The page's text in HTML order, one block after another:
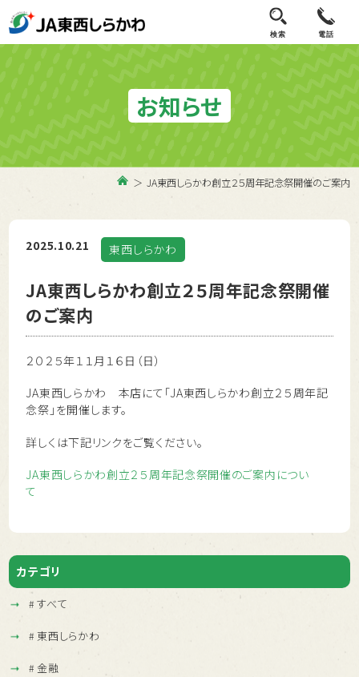
検索 電話
お知らせ
JA東西しらかわ創立２５周年記念祭開催のご案内
2025.10.21 東西しらかわ
JA東西しらかわ創立２５周年記念祭開催
のご案内
２０２５年１１月１６日（日）
JA東西しらかわ 本店にて「JA東西しらかわ創立２５周年記
念祭」を開催します。
詳しくは下記リンクをご覧ください。
JA東西しらかわ創立２５周年記念祭開催のご案内につい
て
カテゴリ
すべて
東西しらかわ
金融